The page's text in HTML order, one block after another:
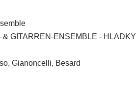
GITARREN-ENSEMBLE - HLADKY
Gianoncelli, Besard